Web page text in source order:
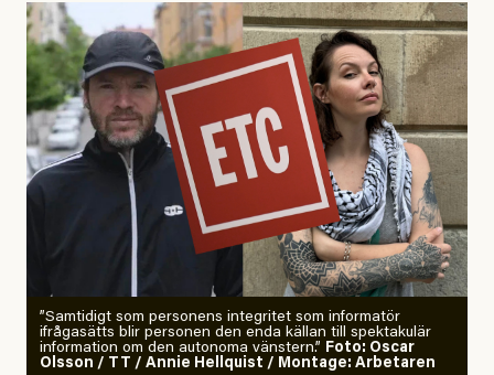
”Samtidigt som personens integritet som informatör
ifrågasätts blir personen den enda källan till spektakulär
information om den autonoma vänstern.” Foto: Oscar
Olsson / TT / Annie Hellquist / Montage: Arbetaren